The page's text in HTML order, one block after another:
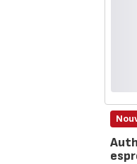
Note